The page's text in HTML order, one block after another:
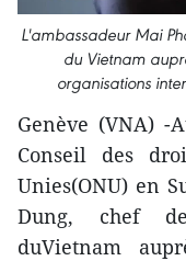
L'ambassadeur Mai
du Vietnam
organisations
Genève (VNA) -
Conseil des
Unies(ONU) en
Dung, chef
duVietnam